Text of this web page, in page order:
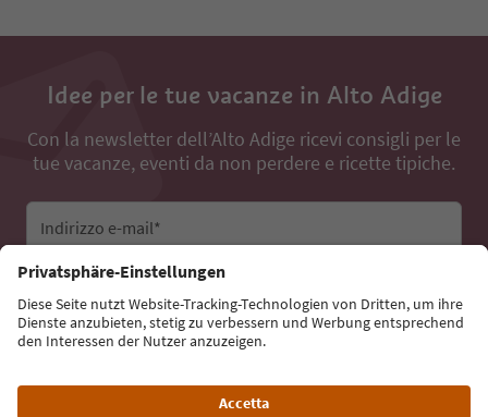
Idee per le tue vacanze in Alto Adige
Con la newsletter dell’Alto Adige ricevi consigli per le
tue vacanze, eventi da non perdere e ricette tipiche.
Indirizzo e-mail*
Iscriviti alla newsletter